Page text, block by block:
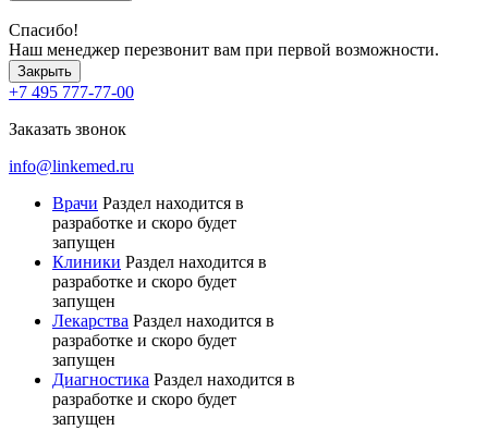
Спасибо!
Наш менеджер перезвонит вам при первой возможности.
Закрыть
+7 495 777-77-00
Заказать звонок
info@linkemed.ru
Врачи Раздел находится в
разработке и скоро будет
запущен
Клиники Раздел находится в
разработке и скоро будет
запущен
Лекарства Раздел находится в
разработке и скоро будет
запущен
Диагностика Раздел находится в
разработке и скоро будет
запущен